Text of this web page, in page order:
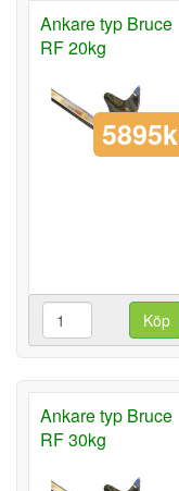
Ankare typ Bruce
RF 20kg
Köp
Ankare typ Bruce
RF 30kg